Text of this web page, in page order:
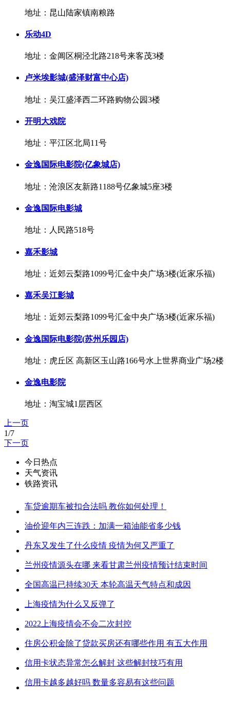
地址：昆山陆家镇南粮路
乐动4D
地址：金阊区桐泾北路218号来客茂3楼
卢米埃影城(盛泽财富中心店)
地址：吴江盛泽西二环路购物公园3楼
开明大戏院
地址：平江区北局11号
金逸国际电影院(亿象城店)
地址：沧浪区友新路1188号亿象城5座3楼
金逸国际电影城
地址：人民路518号
嘉禾影城
地址：近郊云梨路1099号汇金中央广场3楼(近家乐福)
嘉禾吴江影城
地址：近郊云梨路1099号汇金中央广场3楼(近家乐福)
金逸国际电影院(苏州乐园店)
地址：虎丘区 高新区玉山路166号水上世界商业广场2楼
金逸电影院
地址：淘宝城1层西区
上一页
1/7
下一页
今日热点
天气资讯
铁路资讯
车贷逾期车被扣合法吗 教你如何处理！
油价迎年内三连跌：加满一箱油能省多少钱
丹东又发生了什么疫情 疫情为何又严重了
兰州疫情源头在哪 来看甘肃兰州疫情预计结束时间
全国高温已持续30天 本轮高温天气特点和成因
上海疫情为什么又反弹了
2022上海疫情会不会二次封控
住房公积金除了贷款买房还有哪些作用 有五大作用
信用卡状态异常怎么解封 这些解封技巧有用
信用卡越多越好吗 数量多容易有这些问题